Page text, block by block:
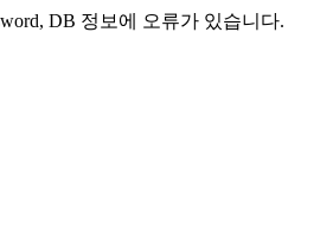
DB 정보에 오류가 있습니다.